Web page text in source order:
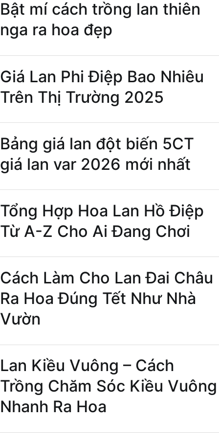
Bật mí cách trồng lan thiên
nga ra hoa đẹp
Giá Lan Phi Điệp Bao Nhiêu
Trên Thị Trường 2025
Bảng giá lan đột biến 5CT
giá lan var 2026 mới nhất
Tổng Hợp Hoa Lan Hồ Điệp
Từ A-Z Cho Ai Đang Chơi
Cách Làm Cho Lan Đai Châu
Ra Hoa Đúng Tết Như Nhà
Vườn
Lan Kiều Vuông – Cách
Trồng Chăm Sóc Kiều Vuông
Nhanh Ra Hoa